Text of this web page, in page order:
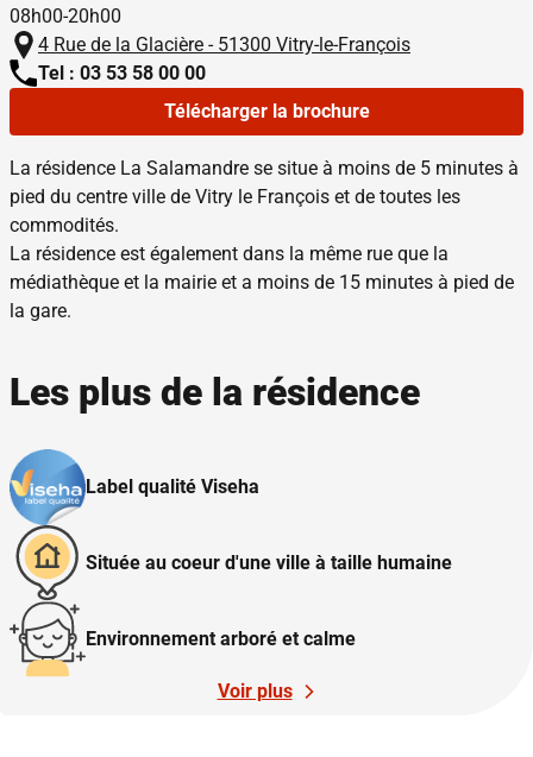
08h00-20h00
4 Rue de la Glacière - 51300 Vitry-le-François
Tel : 03 53 58 00 00
Télécharger la brochure
La résidence La Salamandre se situe à moins de 5 minutes à
pied du centre ville de Vitry le François et de toutes les
commodités.
La résidence est également dans la même rue que la
médiathèque et la mairie et a moins de 15 minutes à pied de
la gare.
Les plus de la résidence
Label qualité Viseha
Située au coeur d'une ville à taille humaine
Environnement arboré et calme
Voir plus